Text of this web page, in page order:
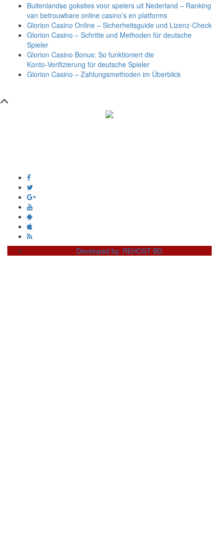
Buitenlandse goksites voor spelers uit Nederland – Ranking
van betrouwbare online casino’s en platforms
Glorion Casino Online – Sicherheitsguide und Lizenz‑Check
Glorion Casino – Schritte und Methoden für deutsche
Spieler
Glorion Casino Bonus: So funktioniert die
Konto‑Verifizierung für deutsche Spieler
Glorion Casino – Zahlungsmethoden im Überblick
Developed by: REHOST BD